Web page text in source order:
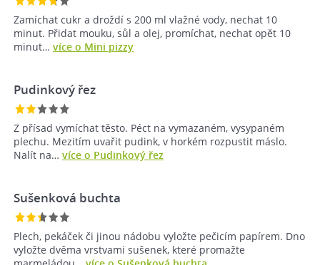
Zamíchat cukr a droždí s 200 ml vlažné vody, nechat 10
minut. Přidat mouku, sůl a olej, promíchat, nechat opět 10
minut… více o Mini pizzy
Pudinkový řez
Z přísad vymíchat těsto. Péct na vymazaném, vysypaném
plechu. Mezitím uvařit pudink, v horkém rozpustit máslo.
Nalít na… více o Pudinkový řez
Sušenková buchta
Plech, pekáček či jinou nádobu vyložte pečicím papírem. Dno
vyložte dvěma vrstvami sušenek, které promažte